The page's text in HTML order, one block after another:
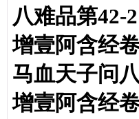
八难品第42-2
增壹阿含经
马血天子问
增壹阿含经